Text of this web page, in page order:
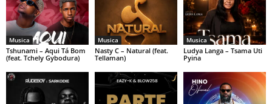
Musica
Tshunami – Aqui Tá Bom
(feat. Tchely Gybodura)
Musica
Nasty C – Natural (feat.
Tellaman)
Musica
Ludya Langa – Tsama Uti
Pyina